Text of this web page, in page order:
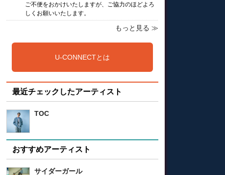
ご不便をおかけいたしますが、ご協力のほどよろ
しくお願いいたします。
もっと見る ≫
U-CONNECTとは
最近チェックしたアーティスト
TOC
おすすめアーティスト
サイダーガール